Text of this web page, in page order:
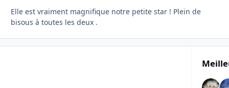
Elle est vraiment magnifique notre petite star ! Plein de
bisous à toutes les deux .